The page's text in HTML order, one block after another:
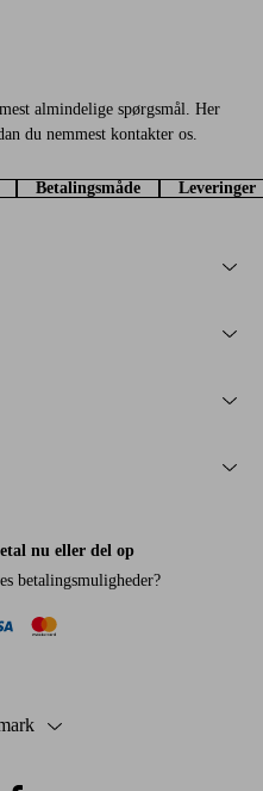
almindelige spørgsmål. Her
du nemmest kontakter os.
Betalingsmåde Leveringer
nu eller del op
betalingsmuligheder?